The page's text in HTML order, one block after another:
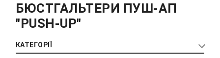
БЮСТГАЛЬТЕРИ ПУШ-АП
"PUSH-UP"
КАТЕГОРІЇ